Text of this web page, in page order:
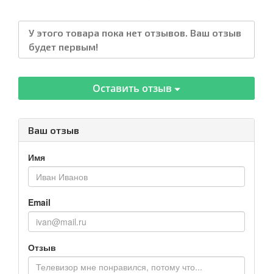
У этого товара пока нет отзывов. Ваш отзыв
будет первым!
Оставить отзыв
Ваш отзыв
Имя
Email
Отзыв